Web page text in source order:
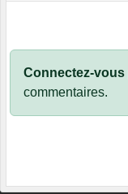
Connectez-vous
commentaires.